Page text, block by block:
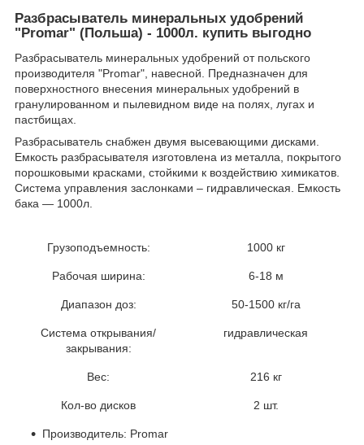
Разбрасыватель минеральных удобрений
"Promar" (Польша) - 1000л. купить выгодно
Разбрасыватель минеральных удобрений от польского
производителя "Promar", навесной. Предназначен для
поверхностного внесения минеральных удобрений в
гранулированном и пылевидном виде на полях, лугах и
пастбищах.
Разбрасыватель снабжен двумя высевающими дисками.
Емкость разбрасывателя изготовлена из металла, покрытого
порошковыми красками, стойкими к воздействию химикатов.
Система управления заслонками – гидравлическая. Емкость
бака ― 1000л.
Грузоподъемность: 1000 кг
Рабочая ширина: 6-18 м
Диапазон доз: 50-1500 кг/га
Система открывания/
закрывания:
гидравлическая
Вес: 216 кг
Кол-во дисков 2 шт.
Производитель: Promar